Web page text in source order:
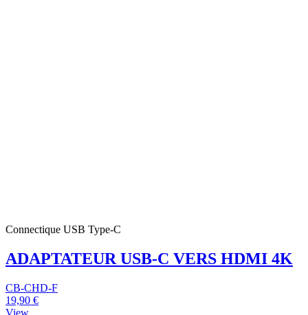
Connectique USB Type-C
ADAPTATEUR USB-C VERS HDMI 4K
CB-CHD-F
19,90 €
View